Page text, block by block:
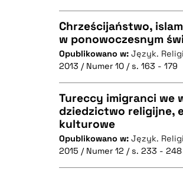
BIBTEX
CZYSTY TEKST
BIBTEX
Chrześcijaństwo,
w ponowoczesnym
Opublikowano w: Język.
2013 / Numer 10 / s. 163 - 179
CZYSTY TEKST
Tureccy imigranci we
dziedzictwo religijne,
kulturowe
Opublikowano w: Język.
2015 / Numer 12 / s. 233 - 248